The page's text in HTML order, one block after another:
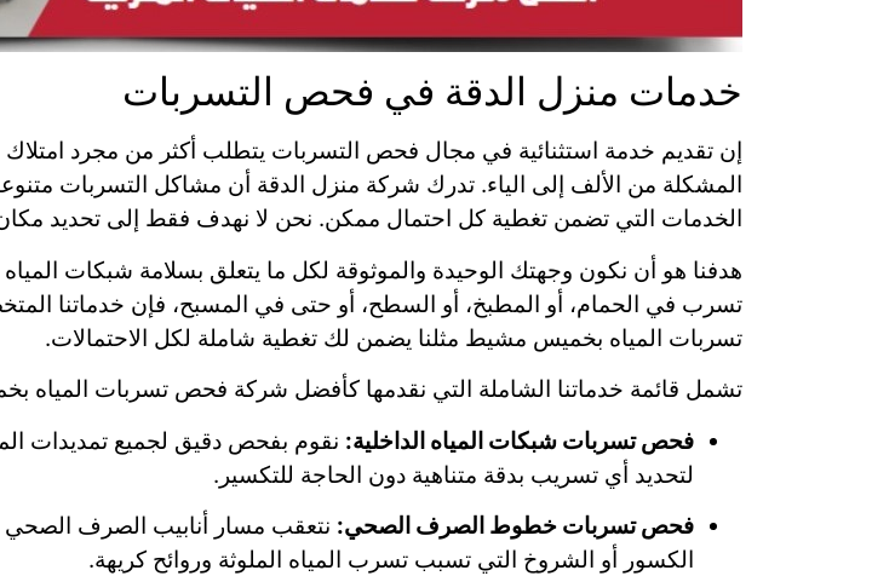
خدمات منزل الدقة في فحص التسربات
إن تقديم خدمة استثنائية في مجال فحص التسربات يتطلب أكثر من مجرد
المشكلة من الألف إلى الياء. تدرك شركة منزل الدقة أن مشاكل التسربات
الخدمات التي تضمن تغطية كل احتمال ممكن. نحن لا نهدف فقط إلى تحديد
هدفنا هو أن نكون وجهتك الوحيدة والموثوقة لكل ما يتعلق بسلامة شبكات
تسرب في الحمام، أو المطبخ، أو السطح، أو حتى في المسبح، فإن خدماتنا
تسربات المياه بخميس مشيط مثلنا يضمن لك تغطية شاملة لكل الاحتمالات.
تشمل قائمة خدماتنا الشاملة التي نقدمها كأفضل شركة فحص تسربات المياه
فحص تسربات شبكات المياه الداخلية: نقوم بفحص دقيق لجميع تمديدات
لتحديد أي تسريب بدقة متناهية دون الحاجة للتكسير.
فحص تسربات خطوط الصرف الصحي: نتعقب مسار أنابيب الصرف الصحي
الكسور أو الشروخ التي تسبب تسرب المياه الملوثة وروائح كريهة.